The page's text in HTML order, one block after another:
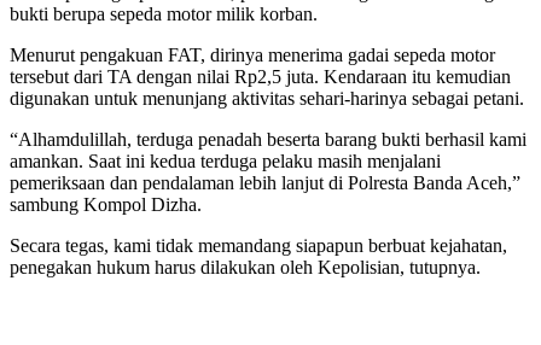
bukti berupa sepeda motor milik korban.
Menurut pengakuan FAT, dirinya menerima gadai sepeda motor
tersebut dari TA dengan nilai Rp2,5 juta. Kendaraan itu kemudian
digunakan untuk menunjang aktivitas sehari-harinya sebagai petani.
“Alhamdulillah, terduga penadah beserta barang bukti berhasil kami
amankan. Saat ini kedua terduga pelaku masih menjalani
pemeriksaan dan pendalaman lebih lanjut di Polresta Banda Aceh,”
sambung Kompol Dizha.
Secara tegas, kami tidak memandang siapapun berbuat kejahatan,
penegakan hukum harus dilakukan oleh Kepolisian, tutupnya.